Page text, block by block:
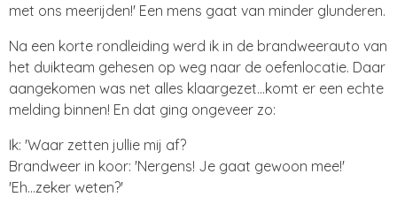
met ons meerijden!' Een mens gaat van minder glunderen.
Na een korte rondleiding werd ik in de brandweerauto van
het duikteam gehesen op weg naar de oefenlocatie. Daar
aangekomen was net alles klaargezet...komt er een echte
melding binnen! En dat ging ongeveer zo:
Ik: 'Waar zetten jullie mij af?
Brandweer in koor: 'Nergens! Je gaat gewoon mee!'
'Eh...zeker weten?'